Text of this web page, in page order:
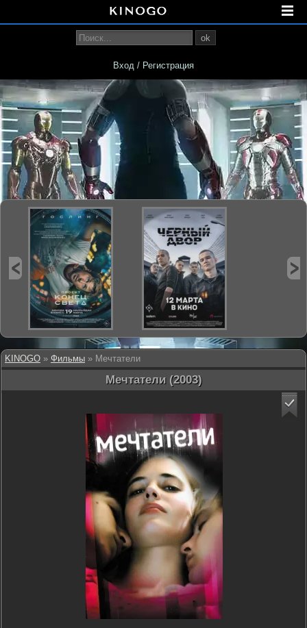
KINOGO » Фильмы » Мечтатели
Мечтатели (2003)
ok
Вход / Регистрация